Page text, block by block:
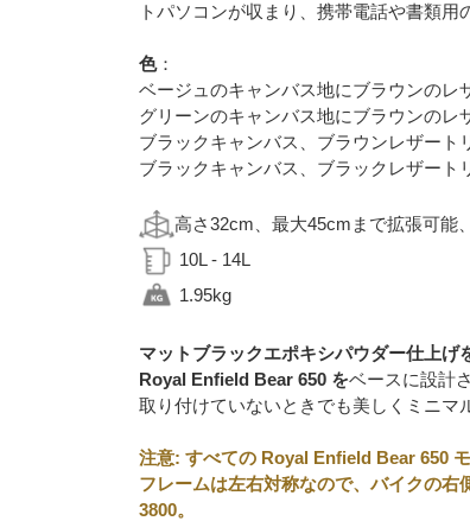
トパソコンが収まり、携帯電話や書類用
色：
ベージュのキャンバス地にブラウンのレ
グリーンのキャンバス地にブラウンのレ
ブラックキャンバス、ブラウンレザート
ブラックキャンバス、ブラックレザート
高さ32cm、最大45cmまで拡張可能
10L - 14L
1.95kg
マットブラックエポキシパウダー仕上げ
Royal Enfield Bear 650 をベースに設計
取り付けていないときでも美しくミニマ
注意: すべての Royal Enfield Bear 650
フレームは左右対称なので、バイクの右
3800。